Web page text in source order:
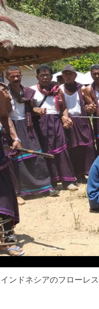
インドネシアのフローレ